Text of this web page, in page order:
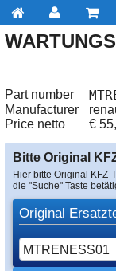
My account
Part number
Manufacturer
Price netto
€
Bitte Original
Hier bitte Original
die "Suche" Taste
Original